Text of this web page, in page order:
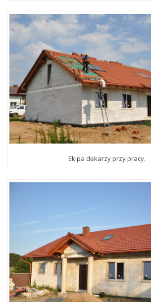
Ekipa dekarzy przy pracy.